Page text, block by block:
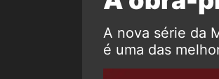
A nova série da
é uma das